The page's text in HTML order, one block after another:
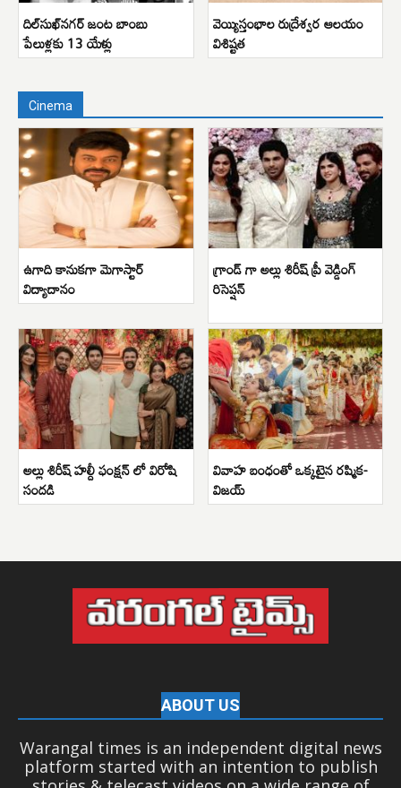
దిల్‌సుఖ్‌నగర్ జంట బాంబు
పేలుళ్లకు 13 యేళ్లు
వెయ్యిస్తంభాల రుద్రేశ్వర ఆలయం
విశిష్టత
Cinema
ఉగాది కానుకగా మెగాస్టార్
విద్యాదానం
గ్రాండ్ గా అల్లు శిరీష్ ప్రీ వెడ్డింగ్
రిసెప్షన్
అల్లు శిరీష్ హల్దీ ఫంక్షన్ లో విరోషి
సందడి
వివాహ బంధంతో ఒక్కటైన రష్మిక-
విజయ్
ABOUT US
Warangal times is an independent digital news
platform started with an intention to publish